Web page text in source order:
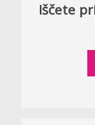
Iščete